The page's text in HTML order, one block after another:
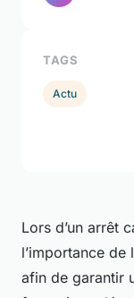
Lors d’un arrêt
l’importance de
afin de garantir
TAGS
Actu